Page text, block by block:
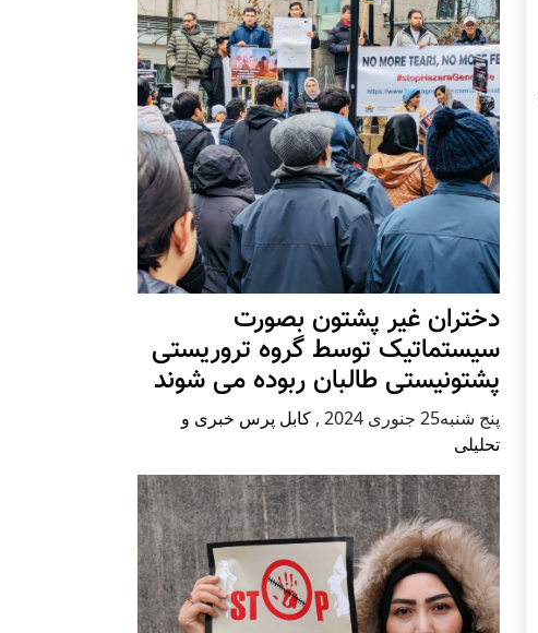
دختران غیر پشتون بصورت
سیستماتیک توسط گروه تروریستی
پشتونیستی طالبان ربوده می شوند
پنج شنبه25 جنوری 2024 , کابل پرس خبری و
تحلیلی